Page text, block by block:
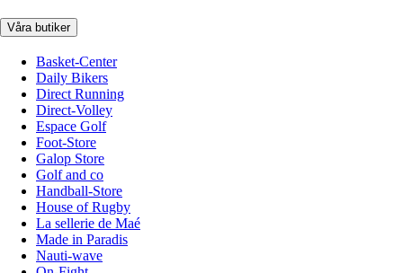
Våra butiker
Basket-Center
Daily Bikers
Direct Running
Direct-Volley
Espace Golf
Foot-Store
Galop Store
Golf and co
Handball-Store
House of Rugby
La sellerie de Maé
Made in Paradis
Nauti-wave